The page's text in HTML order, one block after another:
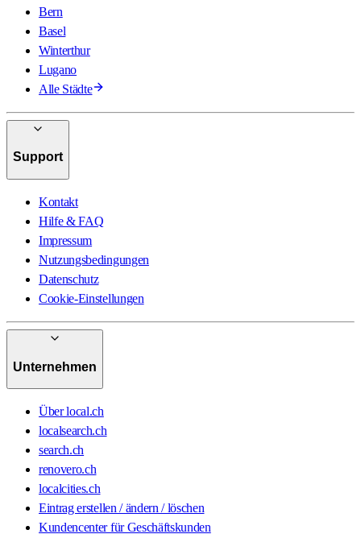
Bern
Basel
Winterthur
Lugano
Alle Städte
Support
Kontakt
Hilfe & FAQ
Impressum
Nutzungsbedingungen
Datenschutz
Cookie-Einstellungen
Unternehmen
Über local.ch
localsearch.ch
search.ch
renovero.ch
localcities.ch
Eintrag erstellen / ändern / löschen
Kundencenter für Geschäftskunden